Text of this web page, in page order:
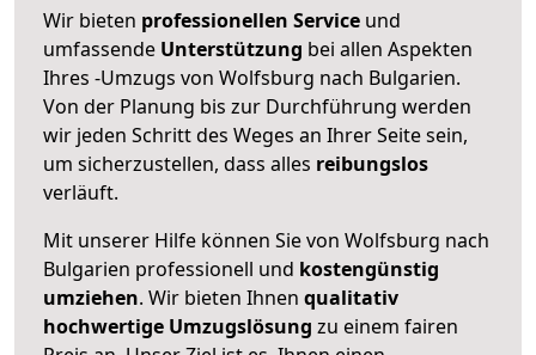
Wir bieten professionellen Service und
umfassende Unterstützung bei allen Aspekten
Ihres -Umzugs von Wolfsburg nach Bulgarien.
Von der Planung bis zur Durchführung werden
wir jeden Schritt des Weges an Ihrer Seite sein,
um sicherzustellen, dass alles reibungslos
verläuft.
Mit unserer Hilfe können Sie von Wolfsburg nach
Bulgarien professionell und kostengünstig
umziehen. Wir bieten Ihnen qualitativ
hochwertige Umzugslösung zu einem fairen